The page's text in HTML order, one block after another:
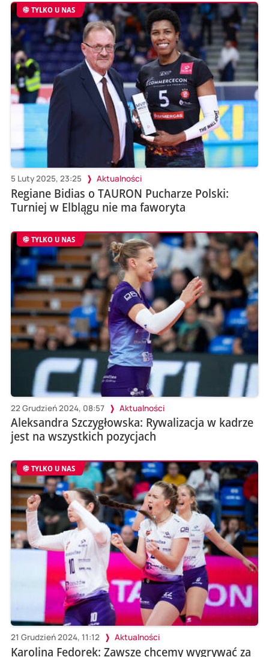
TYLKO U NAS
5 Luty 2025, 23:25 Aktualności
Regiane Bidias o TAURON Pucharze Polski:
Turniej w Elblągu nie ma faworyta
TYLKO U NAS
22 Grudzień 2024, 08:57 Aktualności
Aleksandra Szczygłowska: Rywalizacja w kadrze
jest na wszystkich pozycjach
TYLKO U NAS
21 Grudzień 2024, 11:12 Aktualności
Karolina Fedorek: Zawsze chcemy wygrywać za